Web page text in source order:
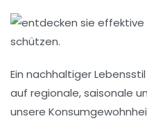
Ein nachhaltiger Lebensstil
auf regionale, saisonale
unsere